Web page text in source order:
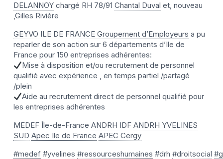
DELANNOY chargé RH 78/91 Chantal Duval et, nouveau
,Gilles Rivière
GEYVO ILE DE FRANCE Groupement d’Employeurs a pu
reparler de son action sur 6 départements d’Ile de
France pour 150 entreprises adhérentes:
Mise à disposition et/ou recrutement de personnel
qualifié avec expérience , en temps partiel /partagé
/plein
Aide au recrutement direct de personnel qualifié pour
les entreprises adhérentes
MEDEF Île-de-France ANDRH IDF ANDRH YVELINES
SUD Apec Ile de France APEC Cergy
#medef #yvelines #ressourceshumaines #drh #droitsocial